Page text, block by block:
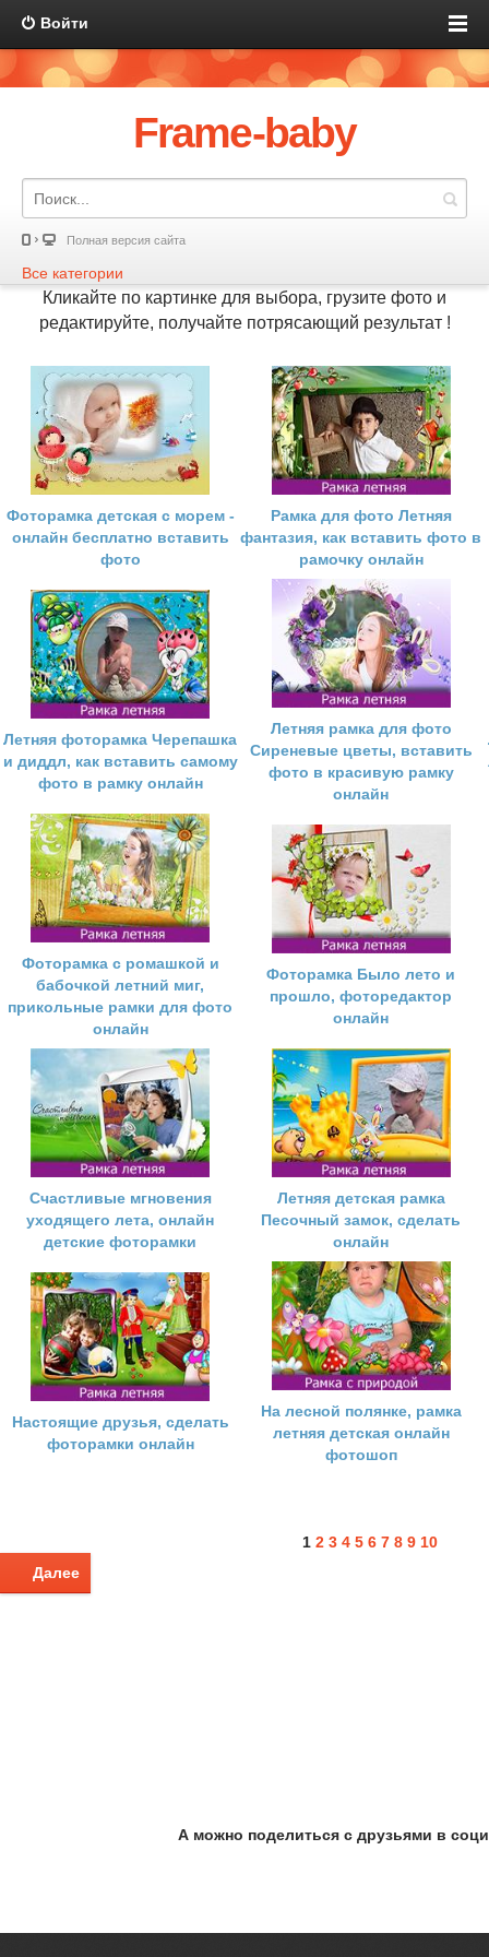
Войти
Frame-baby
Полная версия сайта
Все категории
Кликайте по картинке для выбора, грузите фото и
редактируйте, получайте потрясающий результат !
Фоторамка детская с морем -
онлайн бесплатно вставить
фото
Рамка для фото Летняя
фантазия, как вставить фото в
рамочку онлайн
Летняя фоторамка Черепашка
и диддл, как вставить самому
фото в рамку онлайн
Летняя рамка для фото
Сиреневые цветы, вставить
фото в красивую рамку
онлайн
Фоторамка с ромашкой и
бабочкой летний миг,
прикольные рамки для фото
онлайн
Фоторамка Было лето и
прошло, фоторедактор
онлайн
Счастливые мгновения
уходящего лета, онлайн
детские фоторамки
Летняя детская рамка
Песочный замок, сделать
онлайн
Настоящие друзья, сделать
фоторамки онлайн
На лесной полянке, рамка
летняя детская онлайн
фотошоп
1 2 3 4 5 6 7 8 9 10
Далее
А можно поделиться с друзьями в